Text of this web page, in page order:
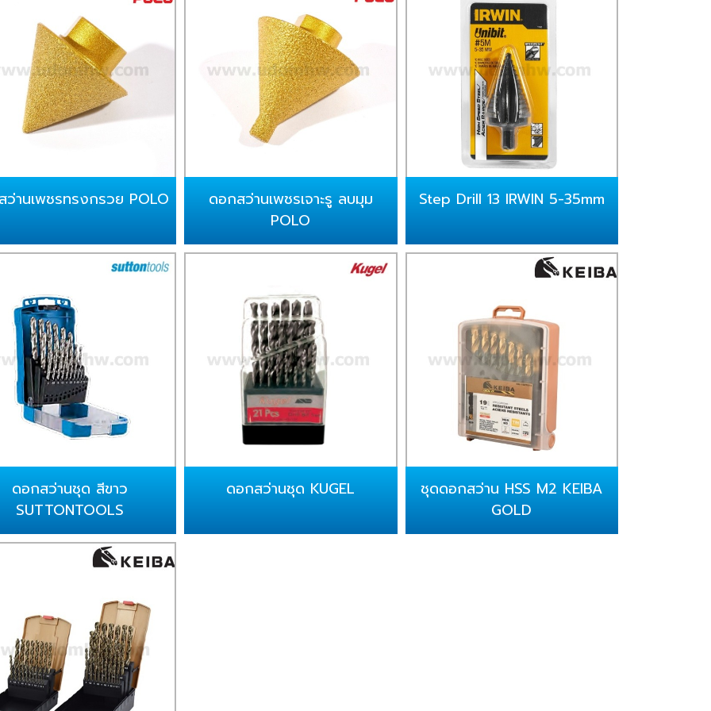
านเพชรทรงกรวย POLO
ดอกสว่านเพชรเจาะรู ลบมุม
POLO
Step Drill 13 IRWIN 5-35mm
ดอกสว่านชุด สีขาว
SUTTONTOOLS
ดอกสว่านชุด KUGEL
ชุดดอกสว่าน HSS M2 KEIBA
GOLD